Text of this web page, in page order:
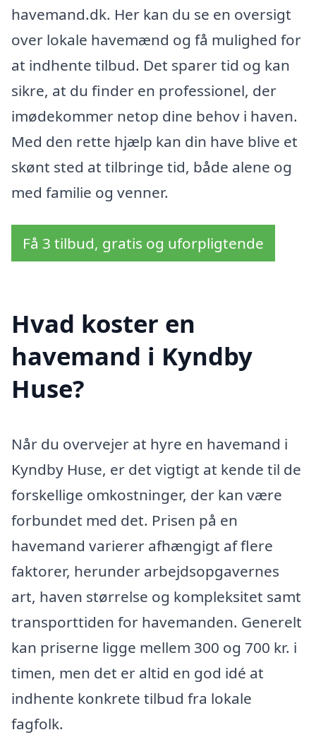
havemand.dk. Her kan du se en oversigt
over lokale havemænd og få mulighed for
at indhente tilbud. Det sparer tid og kan
sikre, at du finder en professionel, der
imødekommer netop dine behov i haven.
Med den rette hjælp kan din have blive et
skønt sted at tilbringe tid, både alene og
med familie og venner.
Få 3 tilbud, gratis og uforpligtende
Hvad koster en
havemand i Kyndby
Huse?
Når du overvejer at hyre en havemand i
Kyndby Huse, er det vigtigt at kende til de
forskellige omkostninger, der kan være
forbundet med det. Prisen på en
havemand varierer afhængigt af flere
faktorer, herunder arbejdsopgavernes
art, haven størrelse og kompleksitet samt
transporttiden for havemanden. Generelt
kan priserne ligge mellem 300 og 700 kr. i
timen, men det er altid en god idé at
indhente konkrete tilbud fra lokale
fagfolk.